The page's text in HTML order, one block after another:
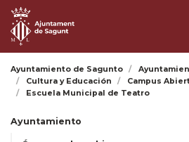
Ayuntamiento de Sagunto
Cultura y Educación
Campus
Escuela Municipal de Teatro
Ayuntamiento